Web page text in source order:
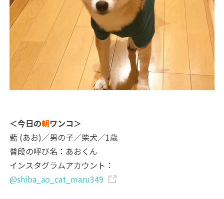
＜今日の朝ワンコ＞
藍 (あお)／男の子／柴犬／1歳
普段の呼び名：あおくん
インスタグラムアカウント：
@shiba_ao_cat_maru349